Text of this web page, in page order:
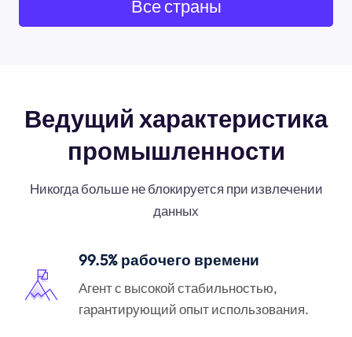
Все страны
Ведущий характеристика
промышленности
Никогда больше не блокируется при извлечении
данных
99.5% рабочего времени
Агент с высокой стабильностью,
гарантирующий опыт использования.